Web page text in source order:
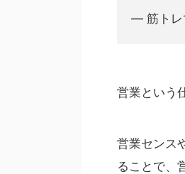
— 筋トレ
営業という
営業センス
ることで、